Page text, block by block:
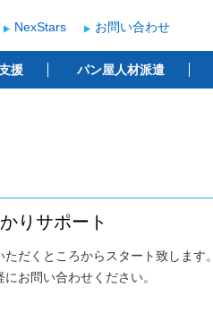
NexStars お問い合わせ
援 パン屋人材派遣
りサポート
だくところからスタート致します。
お問い合わせください。